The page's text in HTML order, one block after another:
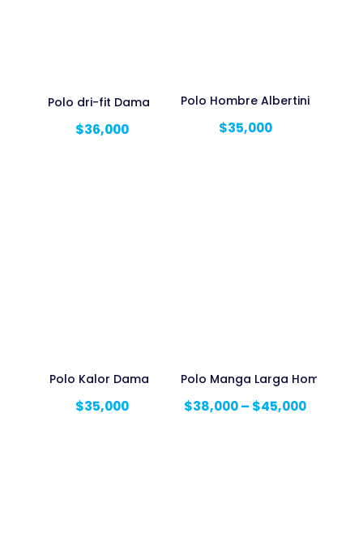
Polo dri-fit Dama
$36,000
Polo Hombre Albertini
$35,000
Polo Kalor Dama
$35,000
Polo Manga Larga Hombre
$38,000– $45,000